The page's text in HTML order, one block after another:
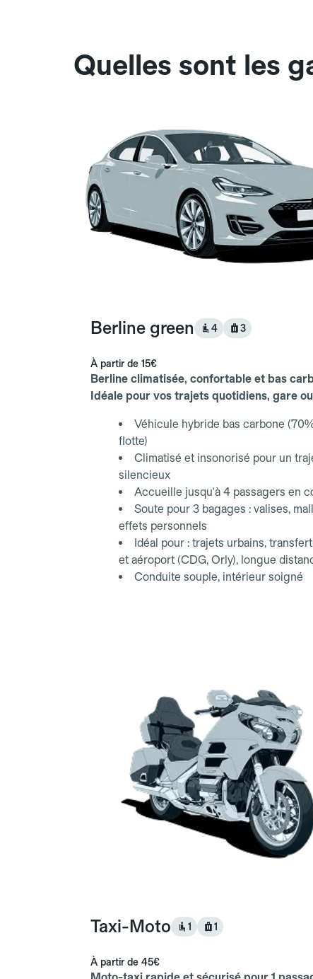
Quelles sont les
Berline green 4 3
À partir de 15€
Berline climatisée, confortable et bas
Idéale pour vos trajets quotidiens, gare ou
Véhicule hybride bas carbone
flotte)
Climatisé et insonorisé pour un
silencieux
Accueille jusqu'à 4 passagers en
Soute pour 3 bagages : valises,
effets personnels
Idéal pour : trajets urbains,
et aéroport (CDG, Orly), longue
Conduite souple, intérieur soigné
Taxi-Moto 1 1
À partir de 45€